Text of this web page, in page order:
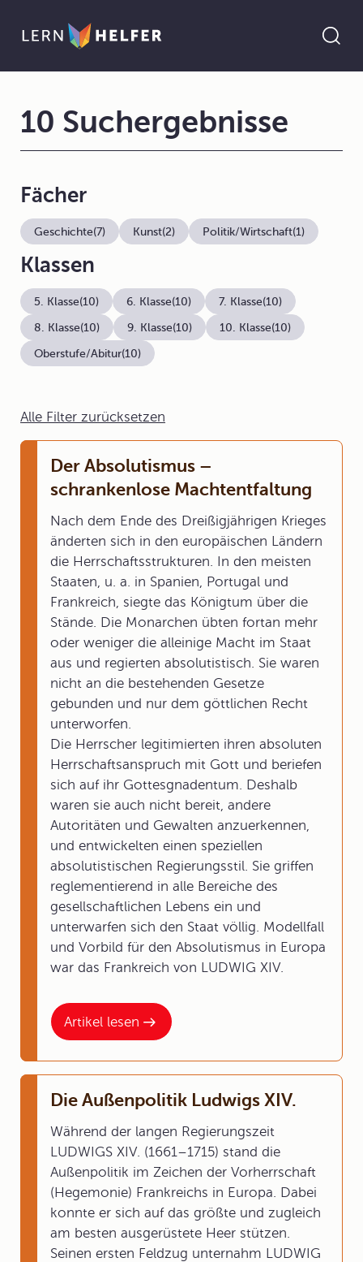
Alle Filter zurücksetzen
Artikel lesen
Der Absolutismus –
schrankenlose Machtentfaltung
Nach dem Ende des Dreißigjährigen Krieges
änderten sich in den europäischen Ländern
die Herrschaftsstrukturen. In den meisten
Staaten, u. a. in Spanien, Portugal und
Frankreich, siegte das Königtum über die
Stände. Die Monarchen übten fortan mehr
oder weniger die alleinige Macht im Staat
aus und regierten absolutistisch. Sie waren
nicht an die bestehenden Gesetze
gebunden und nur dem göttlichen Recht
unterworfen.
Die Herrscher legitimierten ihren absoluten
Herrschaftsanspruch mit Gott und beriefen
sich auf ihr Gottesgnadentum. Deshalb
waren sie auch nicht bereit, andere
Autoritäten und Gewalten anzuerkennen,
und entwickelten einen speziellen
absolutistischen Regierungsstil. Sie griffen
reglementierend in alle Bereiche des
gesellschaftlichen Lebens ein und
unterwarfen sich den Staat völlig. Modellfall
und Vorbild für den Absolutismus in Europa
war das Frankreich von LUDWIG XIV.
Die Außenpolitik Ludwigs XIV.
Während der langen Regierungszeit
LUDWIGS XIV. (1661–1715) stand die
Außenpolitik im Zeichen der Vorherrschaft
(Hegemonie) Frankreichs in Europa. Dabei
konnte er sich auf das größte und zugleich
am besten ausgerüstete Heer stützen.
Seinen ersten Feldzug unternahm LUDWIG
10 Suchergebnisse
Fächer
Geschichte(7) Kunst(2) Politik/Wirtschaft(1)
Klassen
5. Klasse(10) 6. Klasse(10) 7. Klasse(10)
8. Klasse(10) 9. Klasse(10) 10. Klasse(10)
Oberstufe/Abitur(10)